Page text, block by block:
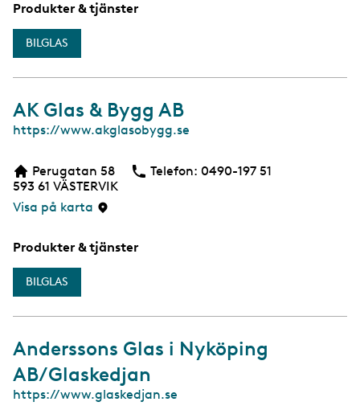
Produkter & tjänster
BILGLAS
AK Glas & Bygg AB
W
https://www.akglasobygg.se
Perugatan 58
593 61 VÄSTERVIK
Visa på karta
Telefon: Telefon
0490-197 51
Produkter & tjänster
BILGLAS
Anderssons Glas i Nyköping
AB/Glaskedjan
W
https://www.glaskedjan.se